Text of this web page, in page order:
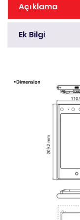
Açıklama
Ek Bilgi